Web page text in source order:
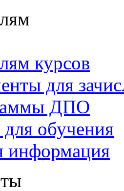
курсов
для
ДПО
обучения
информация